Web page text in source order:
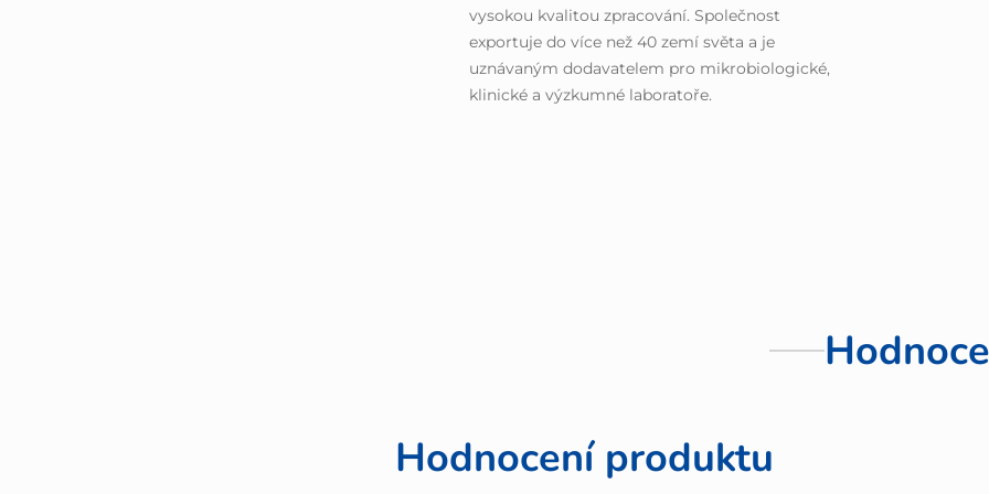
vysokou kvalitou zpracování. Společnost
exportuje do více než 40 zemí světa a je
uznávaným dodavatelem pro mikrobiologické,
klinické a výzkumné laboratoře.
Hodnocení produktu